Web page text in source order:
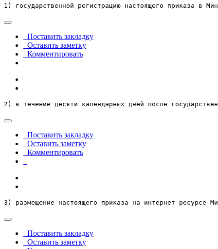
1) государственной регистрацию настоящего приказа в
Поставить закладку
Оставить заметку
Комментировать
2) в течение десяти календарных дней после
Поставить закладку
Оставить заметку
Комментировать
3) размещение настоящего приказа на интернет-ресурсе
Поставить закладку
Оставить заметку